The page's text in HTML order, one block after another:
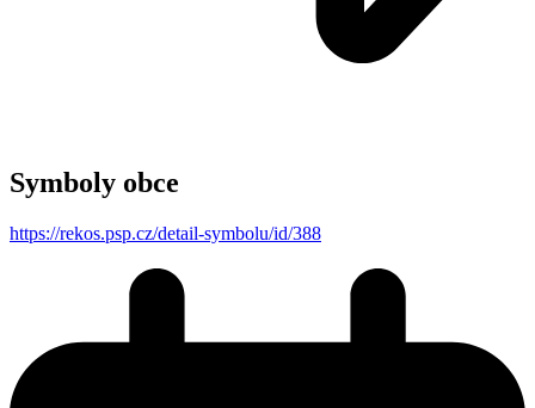
Symboly obce
https://rekos.psp.cz/detail-symbolu/id/388